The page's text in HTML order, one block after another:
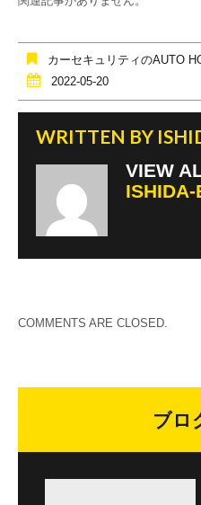
o
o
k
カーセキュリティのAUTO
2022-05-20
WRITTEN BY
VIEW
ISHIDA-
COMMENTS ARE CLOSED.
ブロ